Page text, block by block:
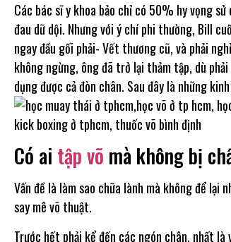
Các bác sĩ y khoa bảo chỉ có 50% hy vọng
đau dữ dội. Nhưng với ý chí phi thường, Bill
ngay đầu gối phải- Vết thương cũ, và phải
không ngừng, ông đã trở lại thảm tập, dù
dụng được cả đòn chân. Sau đây là những
Có ai tập võ mà không bị
Vấn đề là làm sao chữa lành mà không để
say mê võ thuật.
Trước hết phải kể đến các ngón chân, nhất